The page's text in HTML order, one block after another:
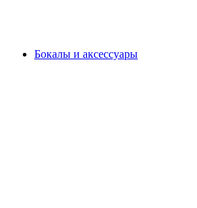
Бокалы и аксессуары